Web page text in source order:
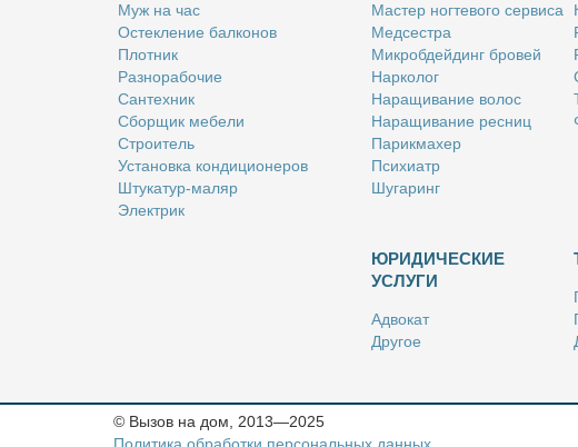
Муж на час
Остек­ле­ние бал­ко­нов
Плот­ник
Раз­но­ра­бо­чие
Сан­тех­ник
Сбор­щик ме­бе­ли
Стро­и­тель
Уста­нов­ка кон­ди­ци­о­не­ров
Шту­ка­тур-ма­ляр
Элек­трик
Ма­стер ног­те­во­го сер­ви­са
Мед­сест­ра
Мик­роб­дей­динг бро­вей
Нар­ко­лог
На­ра­щи­ва­ние во­лос
На­ра­щи­ва­ние рес­ниц
Па­рик­махер
Пси­хи­атр
Шу­га­ринг
ЮРИДИЧЕСКИЕ
УСЛУГИ
Адво­кат
Дру­гое
Ри­эл­тор
© Вызов на дом, 2013—2025